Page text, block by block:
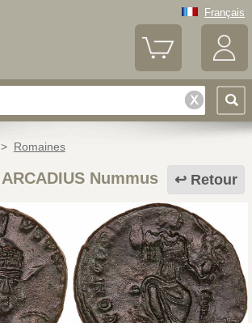
Français
> Romaines
Retour
ARCADIUS Nummus